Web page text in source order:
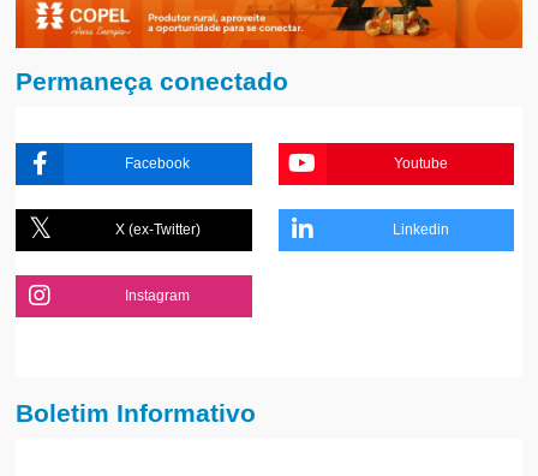
Permaneça conectado
Facebook Youtube
X (ex-Twitter) Linkedin
Instagram
Boletim Informativo